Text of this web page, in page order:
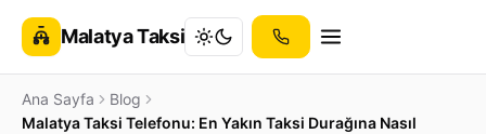
Malatya Taksi
Ana Sayfa
Blog
Malatya Taksi Telefonu: En Yakın Taksi Durağına Nasıl